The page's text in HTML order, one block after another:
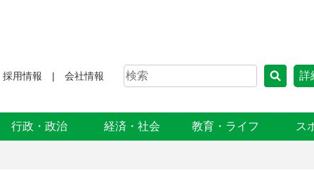
採用情報 会社情報 詳
行政・政治 経済・社会 教育・ライフ ス